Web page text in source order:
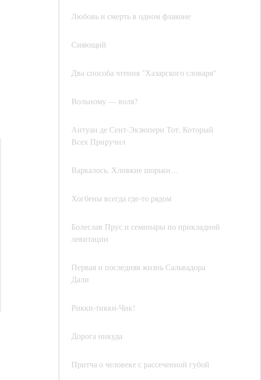
Любовь и смерть в одном флаконе
Сияющий
Два способа чтения "Хазарского словаря"
Вольному — воля?
Антуан де Сент-Экзюпери Тот, Который
Всех Приручил
Варкалось. Хливкие шорьки…
Хогбены всегда где-то рядом
Болеслав Прус и семинары по прикладной
левитации
Первая и последняя жизнь Сальвадора
Дали
Рикки-тикки-Чик!
Дорога никуда
Притча о человеке с рассеченной губой